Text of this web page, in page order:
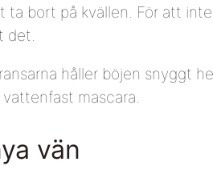
bort på kvällen. För att
det.
håller böjen snyggt
mascara.
vän